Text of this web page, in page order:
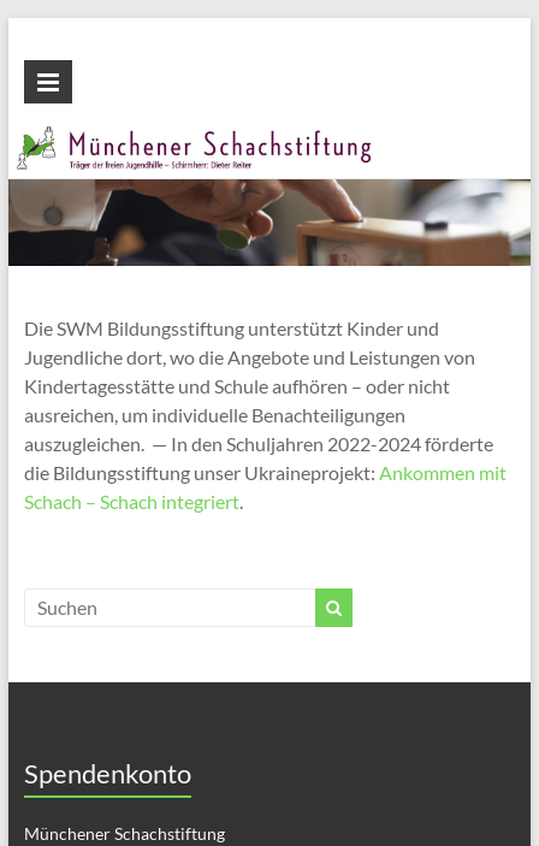
Inhalt
wechseln
Münchener
Schachstiftung
Fördern
Schach
Die SWM Bildungsstiftung unterstützt Kinder und
Jugendliche dort, wo die Angebote und Leistungen von
Kindertagesstätte und Schule aufhören – oder nicht
ausreichen, um individuelle Benachteiligungen
auszugleichen. — In den Schuljahren 2022-2024 förderte
die Bildungsstiftung unser Ukraineprojekt: Ankommen mit
Schach – Schach integriert.
Spendenkonto
Münchener Schachstiftung